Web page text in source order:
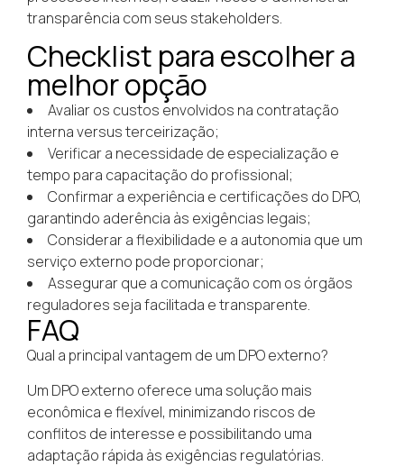
transparência com seus stakeholders.
Checklist para escolher a
melhor opção
Avaliar os custos envolvidos na contratação
interna versus terceirização;
Verificar a necessidade de especialização e
tempo para capacitação do profissional;
Confirmar a experiência e certificações do DPO,
garantindo aderência às exigências legais;
Considerar a flexibilidade e a autonomia que um
serviço externo pode proporcionar;
Assegurar que a comunicação com os órgãos
reguladores seja facilitada e transparente.
FAQ
Qual a principal vantagem de um DPO externo?
Um DPO externo oferece uma solução mais
econômica e flexível, minimizando riscos de
conflitos de interesse e possibilitando uma
adaptação rápida às exigências regulatórias.